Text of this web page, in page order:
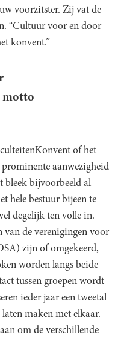
voorzitster. Zij vat de
“Cultuur voor en door
konvent.”
motto
of het
aanwezigheid
bleek bijvoorbeeld al
hele bestuur bijeen te
degelijk ten volle in.
van de verenigingen voor
zijn of omgekeerd,
worden langs beide
tussen groepen wordt
ieder jaar een tweetal
maken met elkaar.
om de verschillende